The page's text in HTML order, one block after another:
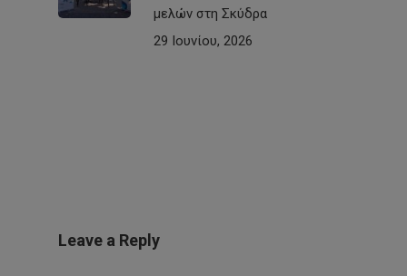
μελών στη Σκύδρα
29 Ιουνίου, 2026
Leave a Reply